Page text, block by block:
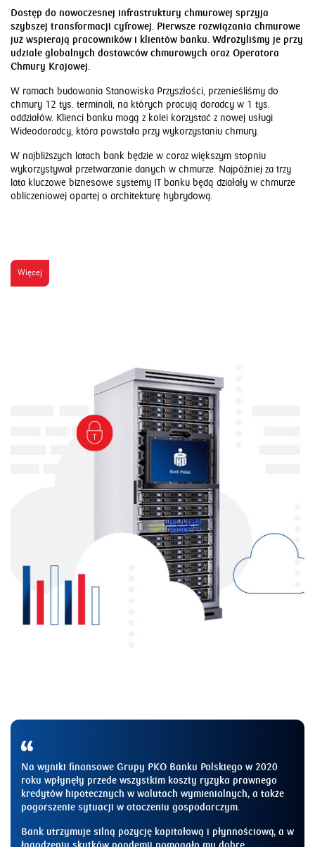
Dostęp do nowoczesnej infrastruktury chmurowej sprzyja
szybszej transformacji cyfrowej. Pierwsze rozwiązania chmurowe
już wspierają pracowników i klientów banku. Wdrożyliśmy je przy
udziale globalnych dostawców chmurowych oraz Operatora
Chmury Krajowej.
W ramach budowania Stanowiska Przyszłości, przenieśliśmy do
chmury 12 tys. terminali, na których pracują doradcy w 1 tys.
oddziałów. Klienci banku mogą z kolei korzystać z nowej usługi
Wideodoradcy, która powstała przy wykorzystaniu chmury.
W najbliższych latach bank będzie w coraz większym stopniu
wykorzystywał przetwarzanie danych w chmurze. Najpóźniej za trzy
lata kluczowe biznesowe systemy IT banku będą działały w chmurze
obliczeniowej opartej o architekturę hybrydową.
Więcej
Na wyniki finansowe Grupy PKO Banku Polskiego w 2020
roku wpłynęły przede wszystkim koszty ryzyka prawnego
kredytów hipotecznych w walutach wymienialnych, a także
pogorszenie sytuacji w otoczeniu gospodarczym.
Bank utrzymuje silną pozycję kapitałową i płynnościową, a w